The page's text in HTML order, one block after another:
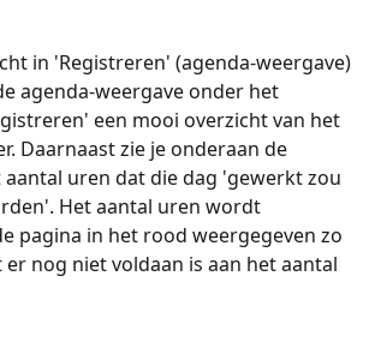
in 'Registreren' (agenda-weergave)
agenda-weergave onder het
een mooi overzicht van het
Daarnaast zie je onderaan de
aantal uren dat die dag 'gewerkt zou
Het aantal uren wordt
pagina in het rood weergegeven zo
er nog niet voldaan is aan het aantal